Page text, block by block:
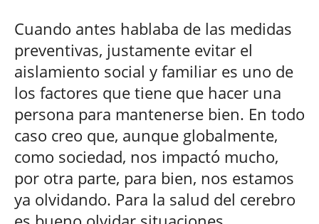
Cuando antes hablaba de las medidas
preventivas, justamente evitar el
aislamiento social y familiar es uno de
los factores que tiene que hacer una
persona para mantenerse bien. En todo
caso creo que, aunque globalmente,
como sociedad, nos impactó mucho,
por otra parte, para bien, nos estamos
ya olvidando. Para la salud del cerebro